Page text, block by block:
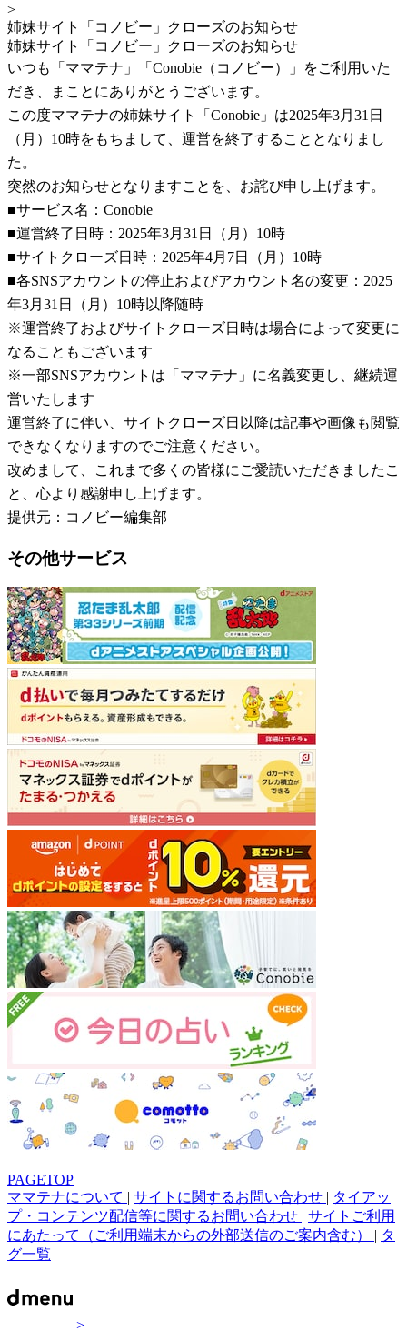
>
姉妹サイト「コノビー」クローズのお知らせ
姉妹サイト「コノビー」クローズのお知らせ
いつも「ママテナ」「Conobie（コノビー）」をご利用いた
だき、まことにありがとうございます。
この度ママテナの姉妹サイト「Conobie」は2025年3月31日
（月）10時をもちまして、運営を終了することとなりまし
た。
突然のお知らせとなりますことを、お詫び申し上げます。
■サービス名：Conobie
■運営終了日時：2025年3月31日（月）10時
■サイトクローズ日時：2025年4月7日（月）10時
■各SNSアカウントの停止およびアカウント名の変更：2025
年3月31日（月）10時以降随時
※運営終了およびサイトクローズ日時は場合によって変更に
なることもございます
※一部SNSアカウントは「ママテナ」に名義変更し、継続運
営いたします
運営終了に伴い、サイトクローズ日以降は記事や画像も閲覧
できなくなりますのでご注意ください。
改めまして、これまで多くの皆様にご愛読いただきましたこ
と、心より感謝申し上げます。
提供元：コノビー編集部
その他サービス
PAGETOP
ママテナについて | サイトに関するお問い合わせ | タイアッ
プ・コンテンツ配信等に関するお問い合わせ | サイトご利用
にあたって（ご利用端末からの外部送信のご案内含む） | タ
グ一覧
>